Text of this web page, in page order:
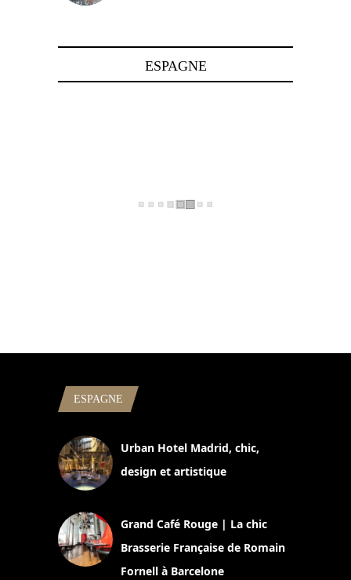
ESPAGNE
ESPAGNE
Urban Hotel Madrid, chic,
design et artistique
Grand Café Rouge | La chic
Brasserie Française de Romain
Fornell à Barcelone